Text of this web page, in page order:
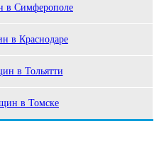
в Симферополе
в Краснодаре
в Тольятти
в Томске